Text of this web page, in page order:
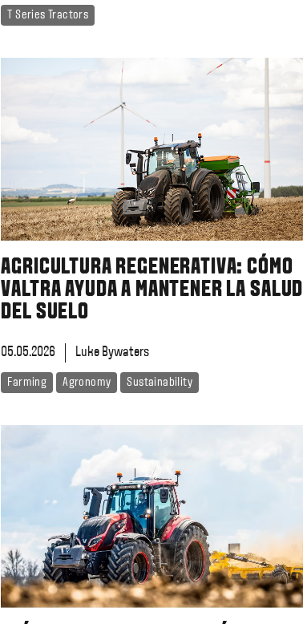
T Series Tractors
AGRICULTURA REGENERATIVA: CÓMO
VALTRA AYUDA A MANTENER LA SALUD
DEL SUELO
05.05.2026 Luke Bywaters
Farming Agronomy Sustainability